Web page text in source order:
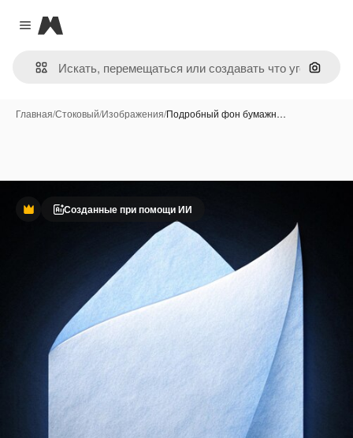
Close menu
Magnific
Поиск
Главная/Стоковый/Изображения/Подробный фон бумажн…
ПремиумСозданные при помощи ИИ